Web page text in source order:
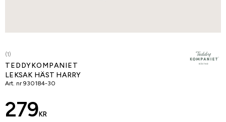
(1)
TEDDYKOMPANIET
LEKSAK HÄST HARRY
Art. nr 930184-30
279 KR